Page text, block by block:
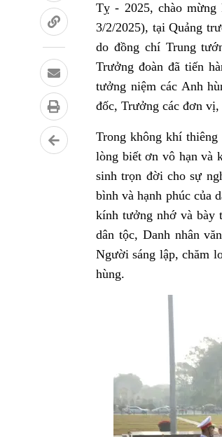
Tỵ - 2025, chào mừng
3/2/2025), tại Quảng
do đồng chí Trung
Trưởng đoàn đã tiến
tưởng niệm các Anh
đốc, Trưởng các đơn
Trong không khí
lòng biết ơn vô hạn và
sinh trọn đời cho sự
bình và hạnh phúc của
kính tưởng nhớ và bày
dân tộc, Danh nhân
Người sáng lập, chăm
hùng.